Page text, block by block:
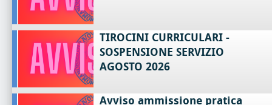
TIROCINI CURRICULARI -
SOSPENSIONE SERVIZIO
AGOSTO 2026
Avviso ammissione pratica